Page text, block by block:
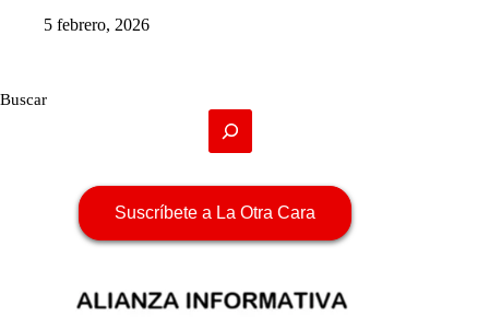
5 febrero, 2026
Buscar
Suscríbete a La Otra Cara